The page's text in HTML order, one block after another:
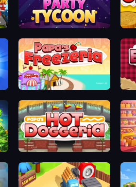
Party Tycoon
Papa's Freezeria
Papa's Hot Doggeria